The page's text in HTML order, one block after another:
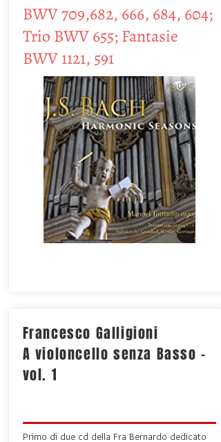
BWV 709,682, 666, 684, 604;
Trio BWV 655; Fantasie
BWV 1121, 591
Francesco Galligioni
A violoncello senza Basso -
vol. 1
Primo di due cd della Fra Bernardo dedicato